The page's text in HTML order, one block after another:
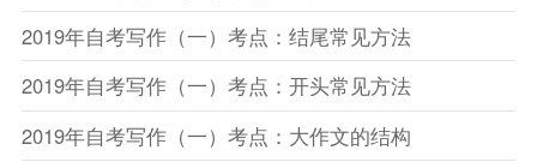
2019年自考写作（一）考点：结尾常见方法
2019年自考写作（一）考点：开头常见方法
2019年自考写作（一）考点：大作文的结构